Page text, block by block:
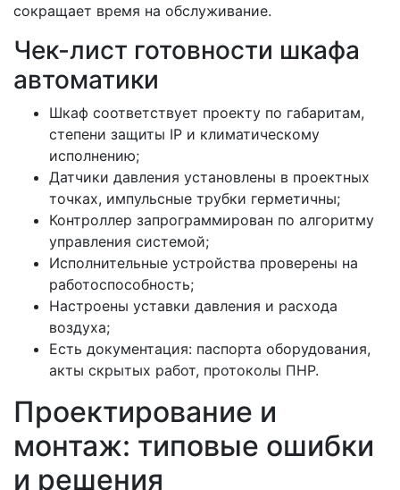
сокращает время на обслуживание.
Чек-лист готовности шкафа
автоматики
Шкаф соответствует проекту по габаритам,
степени защиты IP и климатическому
исполнению;
Датчики давления установлены в проектных
точках, импульсные трубки герметичны;
Контроллер запрограммирован по алгоритму
управления системой;
Исполнительные устройства проверены на
работоспособность;
Настроены уставки давления и расхода
воздуха;
Есть документация: паспорта оборудования,
акты скрытых работ, протоколы ПНР.
Проектирование и
монтаж: типовые ошибки
и решения